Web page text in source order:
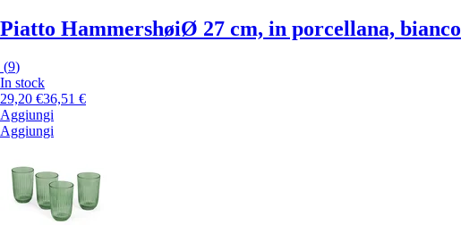
Piatto HammershøiØ 27 cm, in porcellana, bianco
(9)
In stock
29,20 €36,51 €
Aggiungi
Aggiungi